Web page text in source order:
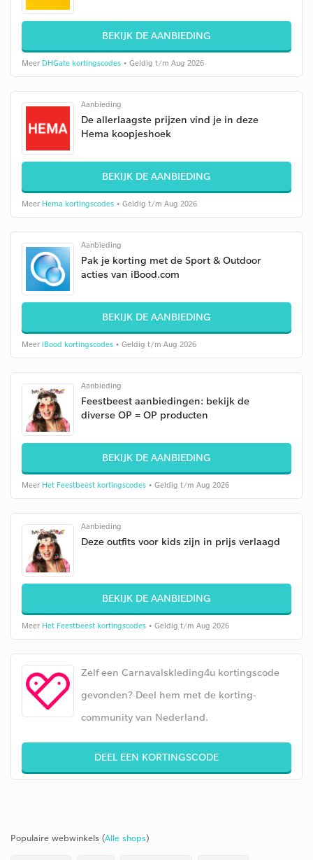
BEKIJK DE AANBIEDING
Meer DHGate kortingscodes • Geldig t/m Aug 2026
Aanbieding
De allerlaagste prijzen vind je in deze
Hema koopjeshoek
BEKIJK DE AANBIEDING
Meer Hema kortingscodes • Geldig t/m Aug 2026
Aanbieding
Pak je korting met de Sport & Outdoor
acties van iBood.com
BEKIJK DE AANBIEDING
Meer iBood kortingscodes • Geldig t/m Aug 2026
Aanbieding
Feestbeest aanbiedingen: bekijk de
diverse OP = OP producten
BEKIJK DE AANBIEDING
Meer Het Feestbeest kortingscodes • Geldig t/m Aug 2026
Aanbieding
Deze outfits voor kids zijn in prijs verlaagd
BEKIJK DE AANBIEDING
Meer Het Feestbeest kortingscodes • Geldig t/m Aug 2026
Zelf een Carnavalskleding4u kortingscode
gevonden? Deel hem met de korting-
community van Nederland.
DEEL EEN KORTINGSCODE
Populaire webwinkels (Alle shops)